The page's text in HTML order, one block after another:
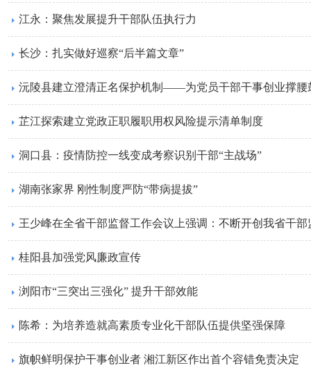
江永：聚焦发展提升干部队伍执行力
长沙：扎实做好巡察“后半篇文章”
沅陵县建立澄清正名保护机制——为党员干部干事创业撑腰
芷江探索建立党政正职履职用权风险提示清单制度
洞口县：疫情防控一线变成考察识别干部“主战场”
湖南张家界 刚性制度严防“带病提拔”
王少峰在全省干部监督工作会议上强调：不断开创我省干
桂阳县加强党风廉政宣传
浏阳市“三突出三强化” 提升干部效能
陈希：为培养造就高素质专业化干部队伍提供坚强保障
旗帜鲜明保护干事创业者 湘江新区作出首个容错免责决定